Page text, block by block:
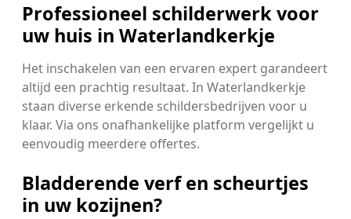
Professioneel schilderwerk voor
uw huis in Waterlandkerkje
Het inschakelen van een ervaren expert garandeert
altijd een prachtig resultaat. In Waterlandkerkje
staan diverse erkende schildersbedrijven voor u
klaar. Via ons onafhankelijke platform vergelijkt u
eenvoudig meerdere offertes.
Bladderende verf en scheurtjes
in uw kozijnen?